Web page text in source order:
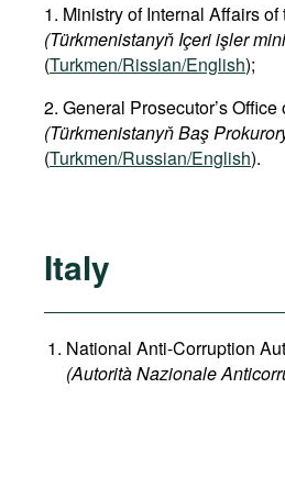
1. Ministry of Internal Affairs
(Türkmenistanyň Içeri işler
(Turkmen/Rissian/English);
2. General Prosecutor’s
(Türkmenistanyň Baş
(Turkmen/Russian/English).
Italy
National Anti-Corruption
(Autorità Nazionale